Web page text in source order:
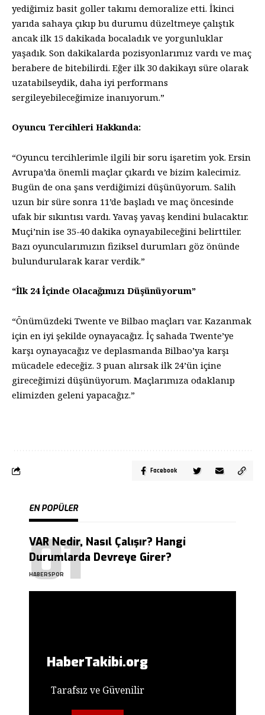
yediğimiz basit goller takımı demoralize etti. İkinci
yarıda sahaya çıkıp bu durumu düzeltmeye çalıştık
ancak ilk 15 dakikada bocaladık ve yorgunluklar
yaşadık. Son dakikalarda pozisyonlarımız vardı ve maç
berabere de bitebilirdi. Eğer ilk 30 dakikayı süre olarak
uzatabilseydik, daha iyi performans
sergileyebileceğimize inanıyorum.”
Oyuncu Tercihleri Hakkında:
“Oyuncu tercihlerimle ilgili bir soru işaretim yok. Ersin
Avrupa’da önemli maçlar çıkardı ve bizim kalecimiz.
Bugün de ona şans verdiğimizi düşünüyorum. Salih
uzun bir süre sonra 11’de başladı ve maç öncesinde
ufak bir sıkıntısı vardı. Yavaş yavaş kendini bulacaktır.
Muçi’nin ise 35-40 dakika oynayabileceğini belirttiler.
Bazı oyuncularımızın fiziksel durumları göz önünde
bulundurularak karar verdik.”
“İlk 24 İçinde Olacağımızı Düşünüyorum”
“Önümüzdeki Twente ve Bilbao maçları var. Kazanmak
için en iyi şekilde oynayacağız. İç sahada Twente’ye
karşı oynayacağız ve deplasmanda Bilbao’ya karşı
mücadele edeceğiz. 3 puan alırsak ilk 24’ün içine
gireceğimizi düşünüyorum. Maçlarımıza odaklanıp
elimizden geleni yapacağız.”
Facebook
EN POPÜLER
VAR Nedir, Nasıl Çalışır? Hangi
Durumlarda Devreye Girer?
HABERSPOR
HaberTakibi.org
Tarafsız ve Güvenilir